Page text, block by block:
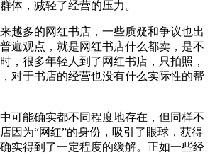
体，减轻了经营的压力。
多的网红书店，一些质疑和争议也出
遍观点，就是网红书店什么都卖，是不
，很多年轻人到了网红书店，只拍照，
对于书店的经营也没有什么实际性的帮
能确实都不同程度地存在，但同样不
因为“网红”的身份，吸引了眼球，获得
实得到了一定程度的缓解。正如一些经